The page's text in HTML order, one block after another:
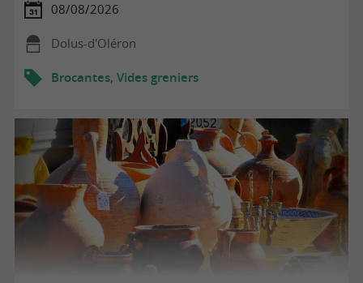
08/08/2026
Dolus-d'Oléron
Brocantes, Vides greniers